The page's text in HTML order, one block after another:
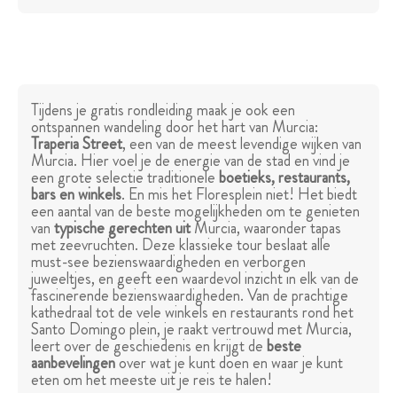
Tijdens je gratis rondleiding maak je ook een
ontspannen wandeling door het hart van Murcia:
Traperia Street, een van de meest levendige wijken van
Murcia. Hier voel je de energie van de stad en vind je
een grote selectie traditioneleboetieks, restaurants,
bars en winkels. En mis het Floresplein niet! Het biedt
een aantal van de beste mogelijkheden om te genieten
vantypische gerechten uitMurcia, waaronder tapas
met zeevruchten. Deze klassieke tour beslaat alle
must-see bezienswaardigheden en verborgen
juweeltjes, en geeft een waardevol inzicht in elk van de
fascinerende bezienswaardigheden. Van de prachtige
kathedraal tot de vele winkels en restaurants rond het
Santo Domingo plein, je raakt vertrouwd met Murcia,
leert over de geschiedenis en krijgt debeste
aanbevelingenover wat je kunt doen en waar je kunt
eten om het meeste uit je reis te halen!